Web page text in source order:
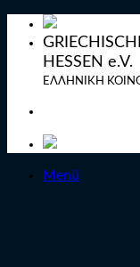
Zum
springenHESSEN e.V.
ΕΛΛΗΝΙΚΗ
Menü